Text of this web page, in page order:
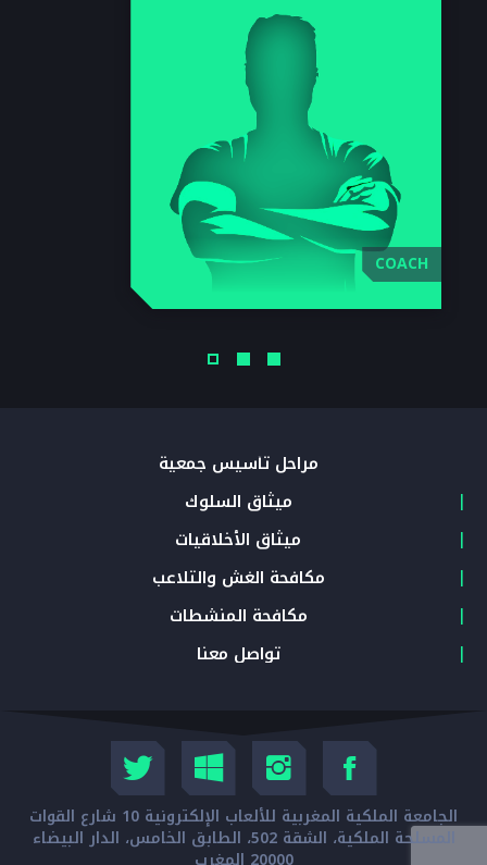
COACH
مراحل تأسيس جمعية
ميثاق السلوك
ميثاق الأخلاقيات
مكافحة الغش والتلاعب
مكافحة المنشطات
تواصل معنا
الجامعة الملكية المغربية للألعاب الإلكترونية 10 شارع القوات
المسلحة الملكية، الشقة 502، الطابق الخامس، الدار البيضاء